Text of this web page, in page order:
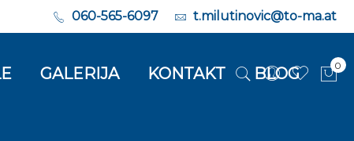
060-565-6097 t.milutinovic@to-ma.at
GALERIJA KONTAKT BLOG 0